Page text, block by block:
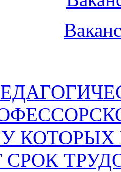
КОТОРЫХ
СРОК